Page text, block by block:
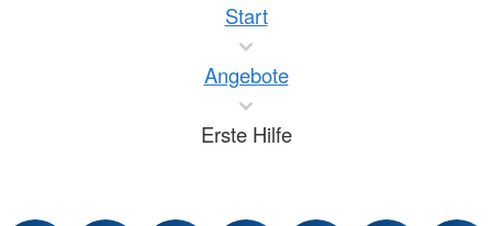
Start
Angebote
Erste Hilfe